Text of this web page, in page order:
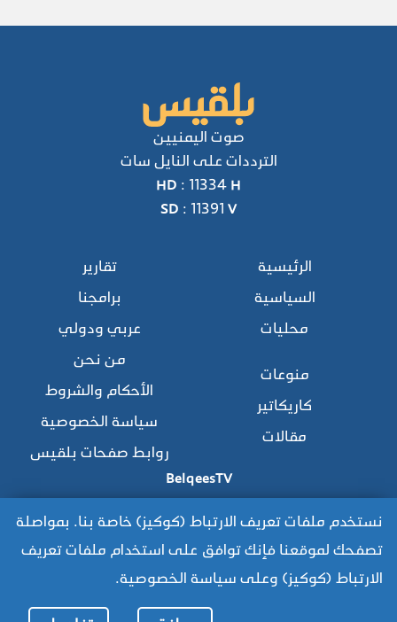
نستخدم ملفات تعريف الارتباط (كوكيز) خاصة بنا. بمواصلة
تصفحك لموقعنا فإنك توافق على استخدام ملفات تعريف
الارتباط (كوكيز) وعلى سياسة الخصوصية.
صوت اليمنيين
الترددات على النايل سات
HD : 11334 H
SD : 11391 V
الرئيسية
السياسية
محليات
تقارير
برامجنا
عربي ودولي
منوعات
كاريكاتير
مقالات
من نحن
الأحكام والشروط
سياسة الخصوصية
روابط صفحات بلقيس
BelqeesTV
للوصول للموقع القديم:
https://www.old.belqees.net